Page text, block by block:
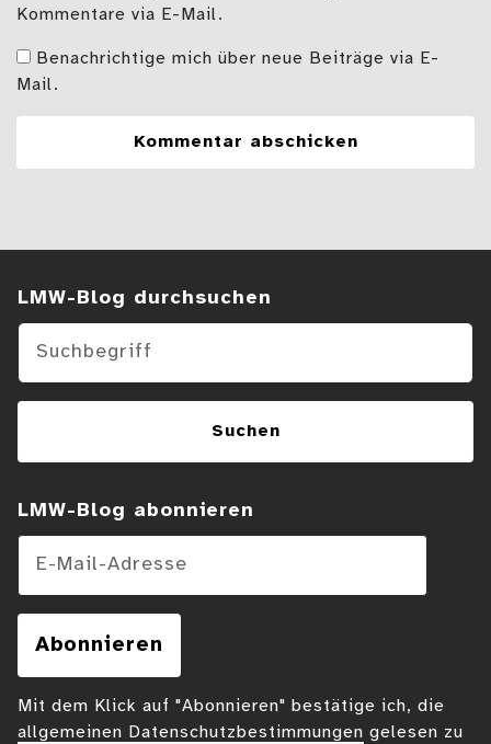
Kommentare via E-Mail.
Benachrichtige mich über neue Beiträge via E-
Mail.
LMW-Blog abonnieren
Mit dem Klick auf "Abonnieren" bestätige ich, die
allgemeinen Datenschutzbestimmungen gelesen zu
E-Mail-Adresse
Abonnieren
Suchen im Blog
LMW-Blog durchsuchen
Suchen